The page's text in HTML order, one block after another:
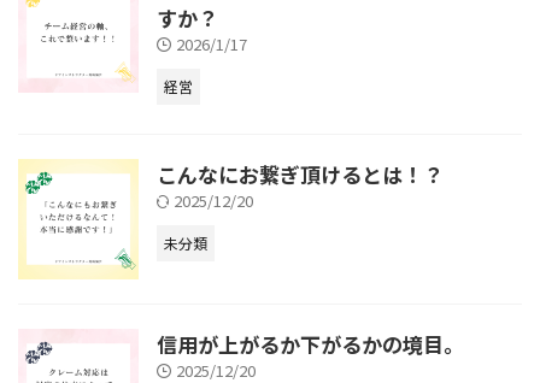
すか？
2026/1/17
経営
こんなにお繋ぎ頂けるとは！？
2025/12/20
未分類
信用が上がるか下がるかの境目。
2025/12/20